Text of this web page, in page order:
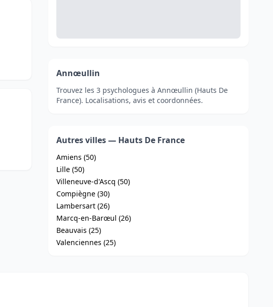
Annœullin
Trouvez les 3 psychologues à Annœullin (Hauts De
France). Localisations, avis et coordonnées.
Autres villes — Hauts De France
Amiens (50)
Lille (50)
Villeneuve-d'Ascq (50)
Compiègne (30)
Lambersart (26)
Marcq-en-Barœul (26)
Beauvais (25)
Valenciennes (25)